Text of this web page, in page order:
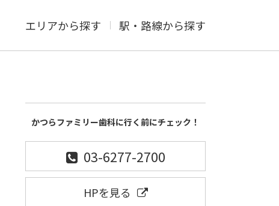
エリアから探す 駅・路線から探す
かつらファミリー歯科に行く前にチェック！
03-6277-2700
HPを見る